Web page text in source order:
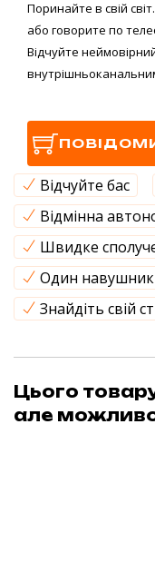
Поринайте в свій
або говорите по
Відчуйте
Відчуйте бас
Відмінна
Швидке
Один навушник
Знайдіть свій
Цього
але можливо